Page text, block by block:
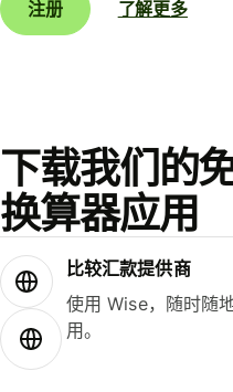
注册 了解更多
下载我们的
换算器应用
比较汇款提供商
使用 Wise，随时随
用。